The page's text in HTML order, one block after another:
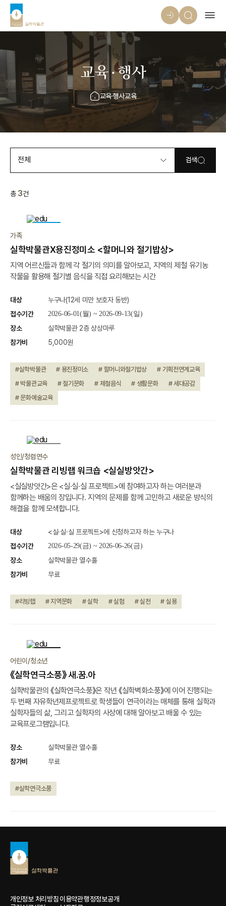
교육·행사
교육·행사교육
전체 검색
총 3건
가족
실학박물관X용진정미소 <할머니와 절기밥상>
지역 어르신들과 함께 각 절기의 의미를 알아보고, 지역의 제철 유기농
작물을 활용해 절기별 음식을 직접 요리해보는 시간
대상
누구나(12세 미만 보호자 동반)
접수기간
2026-06-01(월) ~ 2026-09-13(일)
장소
실학박물관 2층 상상마루
참가비
5,000원
#실학박물관 # 용진정미소 # 할머니와절기밥상
# 기획전연계교육
# 박물관교육
# 절기문화 # 제철음식 # 생활문화
# 세대공감
# 문화예술교육
성인/청렴연수
실학박물관 리빙랩 워크숍 <실실방앗간>
<실실방앗간>은 <실·실·실 프로젝트>에 참여하고자 하는 여러분과
함께하는 배움의 장입니다. 지역의 문제를 함께 고민하고 새로운 방식의
해결을 함께 모색합니다.
대상
<실·실·실 프로젝트>에 신청하고자 하는 누구나
접수기간
2026-05-29(금) ~ 2026-06-26(금)
장소
실학박물관 열수홀
참가비
무료
#리빙랩 # 지역문화 # 실학 # 실험 # 실천 # 실용
어린이/청소년
《실학연극소풍》 새.꿈.아
실학박물관의 《실학연극소풍》은 작년 《실학벽화소풍》에 이어 진행되는
두 번째 자유학년제프로젝트로 학생들이 연극이라는 매체를 통해 실학과
실학자들의 삶, 그리고 실학자의 사상에 대해 알아보고 배울 수 있는
교육프로그램입니다.
장소
실학박물관 열수홀
참가비
무료
#실학연극소풍
개인정보 처리방침 이용약관행정정보공개